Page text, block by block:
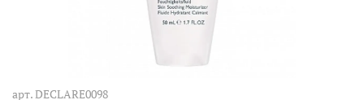
арт.DECLARE0098